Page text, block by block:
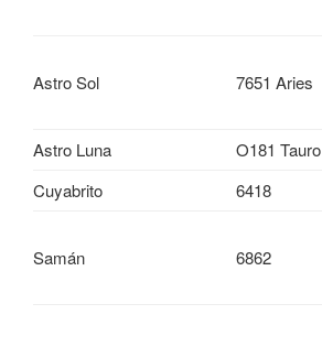
Astro Sol 7651 Aries
Astro Luna
O181 Tauro
Cuyabrito
6418
Samán 6862